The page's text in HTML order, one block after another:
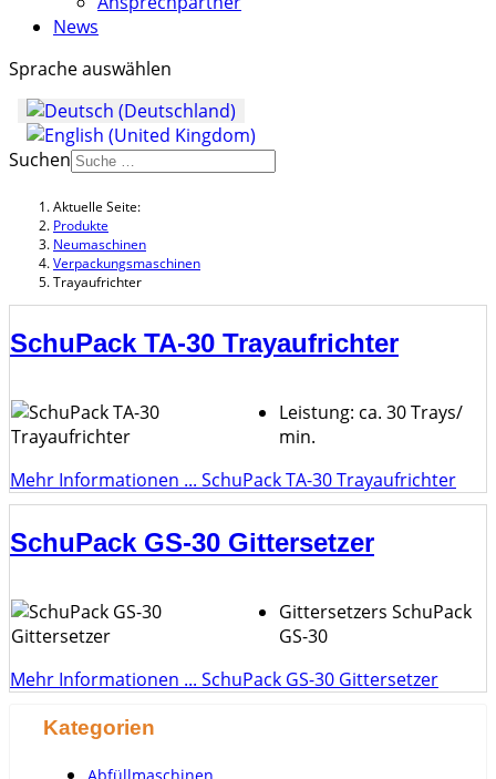
News
Sprache auswählen
Suchen
Aktuelle Seite:
Produkte
Neumaschinen
Verpackungsmaschinen
Trayaufrichter
SchuPack TA-30 Trayaufrichter
Leistung: ca. 30 Trays/
min.
Mehr Informationen ... SchuPack TA-30 Trayaufrichter
SchuPack GS-30 Gittersetzer
Gittersetzers SchuPack
GS-30
Mehr Informationen ... SchuPack GS-30 Gittersetzer
Kategorien
Abfüllmaschinen